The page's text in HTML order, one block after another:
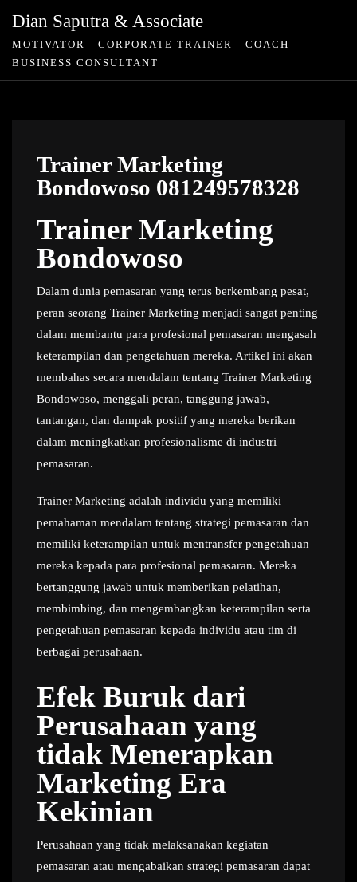
Dian Saputra & Associate
MOTIVATOR - CORPORATE TRAINER - COACH -
BUSINESS CONSULTANT
Trainer Marketing
Bondowoso 081249578328
Trainer Marketing
Bondowoso
Dalam dunia pemasaran yang terus berkembang pesat,
peran seorang Trainer Marketing menjadi sangat penting
dalam membantu para profesional pemasaran mengasah
keterampilan dan pengetahuan mereka. Artikel ini akan
membahas secara mendalam tentang Trainer Marketing
Bondowoso, menggali peran, tanggung jawab,
tantangan, dan dampak positif yang mereka berikan
dalam meningkatkan profesionalisme di industri
pemasaran.
Trainer Marketing adalah individu yang memiliki
pemahaman mendalam tentang strategi pemasaran dan
memiliki keterampilan untuk mentransfer pengetahuan
mereka kepada para profesional pemasaran. Mereka
bertanggung jawab untuk memberikan pelatihan,
membimbing, dan mengembangkan keterampilan serta
pengetahuan pemasaran kepada individu atau tim di
berbagai perusahaan.
Efek Buruk dari
Perusahaan yang
tidak Menerapkan
Marketing Era
Kekinian
Perusahaan yang tidak melaksanakan kegiatan
pemasaran atau mengabaikan strategi pemasaran dapat